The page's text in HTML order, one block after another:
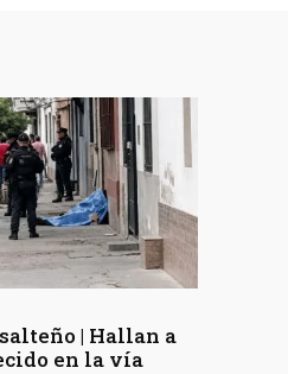
| Hallan a
en la vía